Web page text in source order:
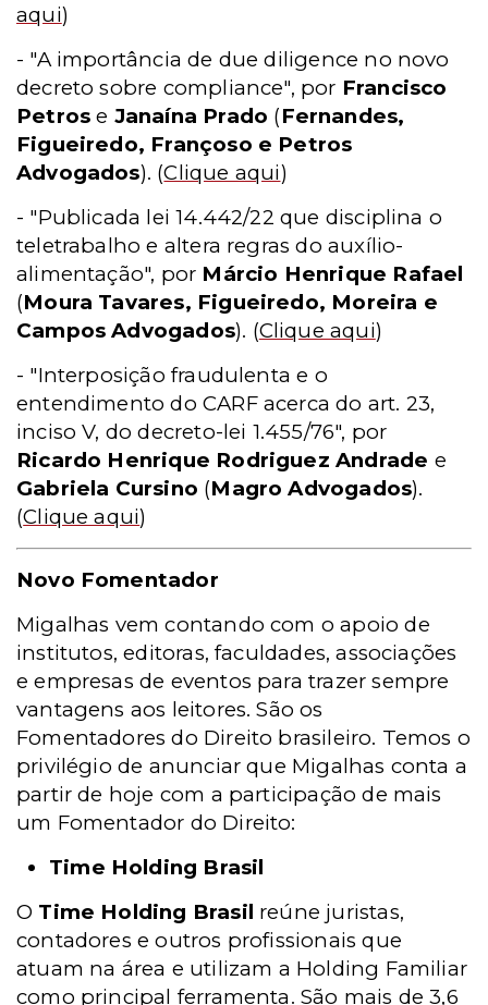
aqui)
- "A importância de due diligence no novo
decreto sobre compliance", por Francisco
Petros e Janaína Prado (Fernandes,
Figueiredo, Françoso e Petros
Advogados). (Clique aqui)
- "Publicada lei 14.442/22 que disciplina o
teletrabalho e altera regras do auxílio-
alimentação", por Márcio Henrique Rafael
(Moura Tavares, Figueiredo, Moreira e
Campos Advogados). (Clique aqui)
- "Interposição fraudulenta e o
entendimento do CARF acerca do art. 23,
inciso V, do decreto-lei 1.455/76", por
Ricardo Henrique Rodriguez Andrade e
Gabriela Cursino (Magro Advogados).
(Clique aqui)
Novo Fomentador
Migalhas vem contando com o apoio de
institutos, editoras, faculdades, associações
e empresas de eventos para trazer sempre
vantagens aos leitores. São os
Fomentadores do Direito brasileiro. Temos o
privilégio de anunciar que Migalhas conta a
partir de hoje com a participação de mais
um Fomentador do Direito:
Time Holding Brasil
O Time Holding Brasil reúne juristas,
contadores e outros profissionais que
atuam na área e utilizam a Holding Familiar
como principal ferramenta. São mais de 3,6